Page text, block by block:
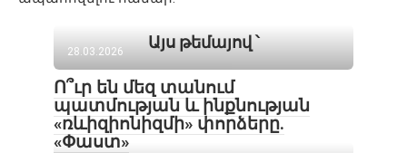
Այս թեմայով ՝
28.03.2026
Ո՞ւր են մեզ տանում
պատմության և ինքնության
«ռևիզիոնիզմի» փորձերը.
«Փաստ»